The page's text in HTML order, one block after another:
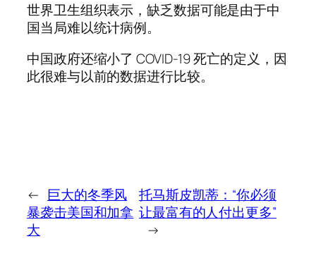
世界卫生组织表示，缺乏数据可能是由于中
国当局难以统计病例。
中国政府还缩小了 COVID-19 死亡的定义，因
此很难与以前的数据进行比较。
← 巨大的冬季风
暴袭击美国和加拿
大
托马斯皮凯蒂：“你必须
让最富有的人付出更多”
→